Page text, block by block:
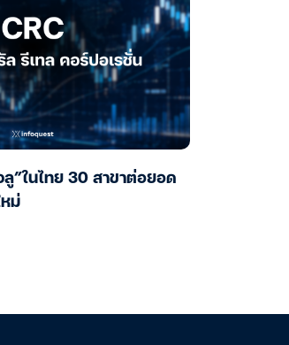
”ในไทย 30 สาขาต่อยอด
หม่